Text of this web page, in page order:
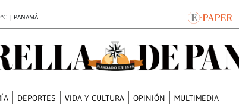
| PANAMÁ
DEPORTES VIDA Y CULTURA OPINIÓN MULTIMEDIA